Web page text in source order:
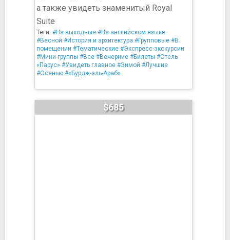
а также увидеть знаменитый Royal
Suite
Теги: #На выходные #На английском языке
#Весной #История и архитектура #Групповые #В
помещении #Тематические #Экспресс-экскурсии
#Мини-группы #Все #Вечерние #Билеты #Отель
«Парус» #Увидеть главное #Зимой #Лучшие
#Осенью #«Бурдж-эль-Араб»
$685